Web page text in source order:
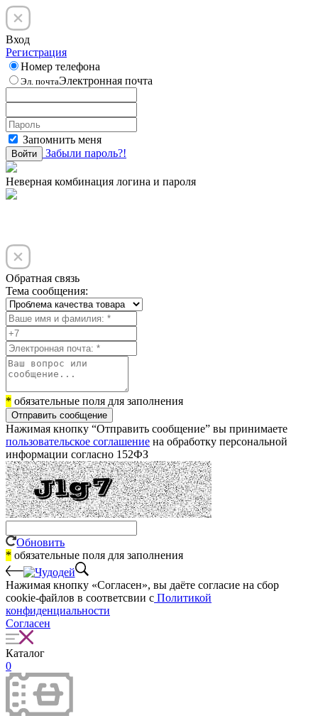
Вход
Регистрация
Номер телефона
Эл. почтаЭлектронная почта
Запомнить меня
Войти Забыли пароль?!
Неверная комбинация логина и пароля
Обратная связь
Тема сообщения:
* обязательные поля для заполнения
Отправить сообщение
Нажимая кнопку “Отправить сообщение” вы принимаете
пользовательское соглашение на обработку персональной
информации согласно 152ФЗ
Обновить
* обязательные поля для заполнения
Нажимая кнопку «Согласен», вы даёте cогласие на сбор
cookie-файлов в соответсвии с Политикой
конфиденциальности
Согласен
Каталог
0